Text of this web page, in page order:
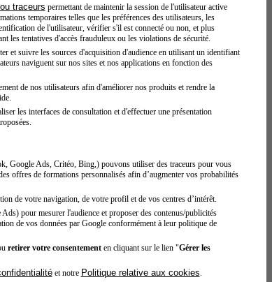
traceurs permettant de maintenir la session de l'utilisateur active
temporaires telles que les préférences des utilisateurs, les
de l'utilisateur, vérifier s'il est connecté ou non, et plus
les tentatives d'accès frauduleux ou les violations de sécurité.
et suivre les sources d'acquisition d'audience en utilisant un identifiant
naviguent sur nos sites et nos applications en fonction des
de nos utilisateurs afin d'améliorer nos produits et rendre la
les interfaces de consultation et d'effectuer une présentation
Google Ads, Critéo, Bing,) pouvons utiliser des traceurs pour vous
offres de formations personnalisés afin d’augmenter vos probabilités
de votre navigation, de votre profil et de vos centres d’intérêt.
pour mesurer l'audience et proposer des contenus/publicités
de vos données par Google conformément à leur politique de
retirer votre consentementen cliquant sur le lien "Gérer les
et notre Politique relative aux cookies